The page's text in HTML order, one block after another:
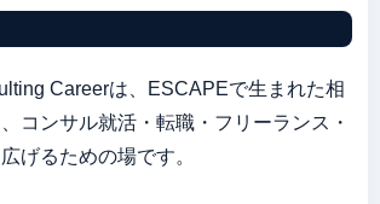
Careerは、ESCAPEで生まれた相
コンサル就活・転職・フリーランス・
げるための場です。